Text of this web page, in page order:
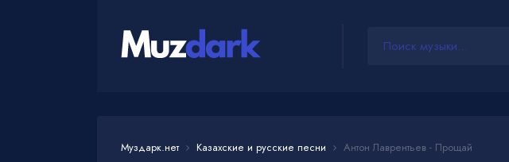
Муздарк.нет Казахские и русские песни Антон Лаврентьев - Прощай